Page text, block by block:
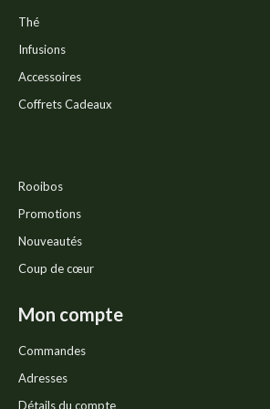
Thé
Infusions
Accessoires
Coffrets Cadeaux
Rooibos
Promotions
Nouveautés
Coup de cœur
Mon compte
Commandes
Adresses
Détails du compte